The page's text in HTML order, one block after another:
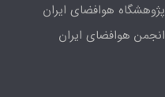
پژوهشگاه هوافضای ایران
انجمن هوافضای ایران